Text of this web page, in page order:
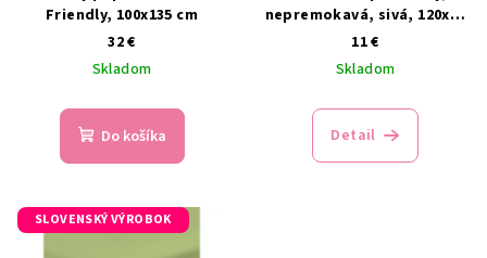
Friendly, 100x135 cm
32 €
Skladom
Do košíka
nepremokavá, sivá, 120x60
cm
11 €
Skladom
Detail
SLOVENSKÝ VÝROBOK